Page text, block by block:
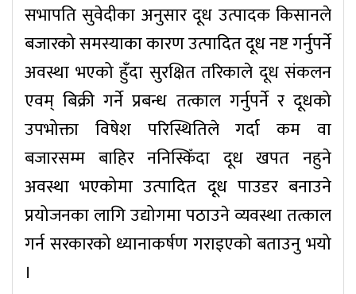
सभापति सुवेदीका अनुसार दूध उत्पादक किसानले
बजारको समस्याका कारण उत्पादित दूध नष्ट गर्नुपर्ने
अवस्था भएको हुँदा सुरक्षित तरिकाले दूध संकलन
एवम् बिक्री गर्ने प्रबन्ध तत्काल गर्नुपर्ने र दूधको
उपभोक्ता विषेश परिस्थितिले गर्दा कम वा
बजारसम्म बाहिर ननिस्किँदा दूध खपत नहुने
अवस्था भएकोमा उत्पादित दूध पाउडर बनाउने
प्रयोजनका लागि उद्योगमा पठाउने व्यवस्था तत्काल
गर्न सरकारको ध्यानाकर्षण गराइएको बताउनु भयो
।